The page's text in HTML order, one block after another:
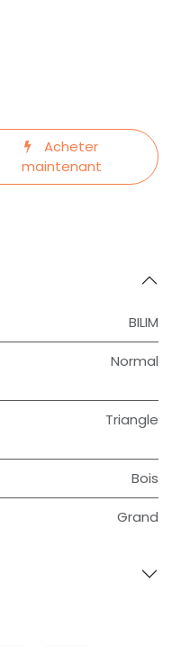
Acheter
maintenant
BILIM
Normal
Triangle
Bois
Grand